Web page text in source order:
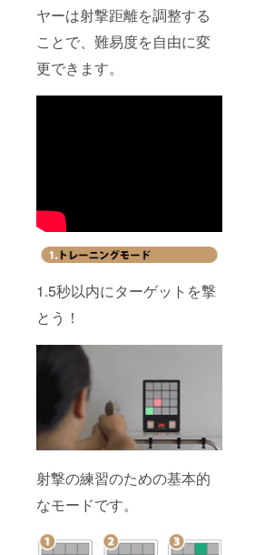
ヤーは射撃距離を調整する
ことで、難易度を自由に変
更できます。
1.5秒以内にターゲットを撃
とう！
射撃の練習のための基本的
なモードです。